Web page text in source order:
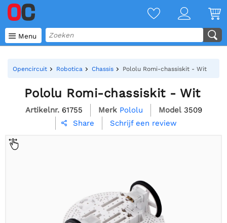
 Menu
Opencircuit Robotica Chassis Pololu Romi-chassiskit - Wit
Pololu Romi-chassiskit - Wit
Artikelnr. 61755 Merk Pololu Model 3509
 Share Schrijf een review